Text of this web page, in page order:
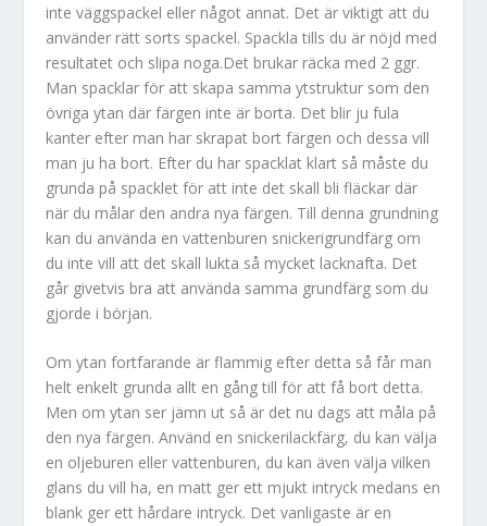
inte väggspackel eller något annat. Det är viktigt att du
använder rätt sorts spackel. Spackla tills du är nöjd med
resultatet och slipa noga.Det brukar räcka med 2 ggr.
Man spacklar för att skapa samma ytstruktur som den
övriga ytan där färgen inte är borta. Det blir ju fula
kanter efter man har skrapat bort färgen och dessa vill
man ju ha bort. Efter du har spacklat klart så måste du
grunda på spacklet för att inte det skall bli fläckar där
när du målar den andra nya färgen. Till denna grundning
kan du använda en vattenburen snickerigrundfärg om
du inte vill att det skall lukta så mycket lacknafta. Det
går givetvis bra att använda samma grundfärg som du
gjorde i början.
Om ytan fortfarande är flammig efter detta så får man
helt enkelt grunda allt en gång till för att få bort detta.
Men om ytan ser jämn ut så är det nu dags att måla på
den nya färgen. Använd en snickerilackfärg, du kan välja
en oljeburen eller vattenburen, du kan även välja vilken
glans du vill ha, en matt ger ett mjukt intryck medans en
blank ger ett hårdare intryck. Det vanligaste är en